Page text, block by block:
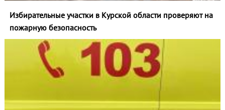
Избирательные участки в Курской области проверяют на
пожарную безопасность